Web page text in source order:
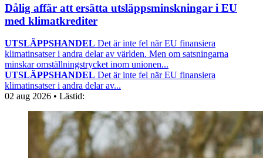
Dålig affär att ersätta utsläppsminskningar i EU
med klimatkrediter
UTSLÄPPSHANDEL Det är inte fel när EU finansiera
klimatinsatser i andra delar av världen. Men om satsningarna
minskar omställningstrycket inom unionen...
UTSLÄPPSHANDEL Det är inte fel när EU finansiera
klimatinsatser i andra delar av...
02 aug 2026 • Lästid: